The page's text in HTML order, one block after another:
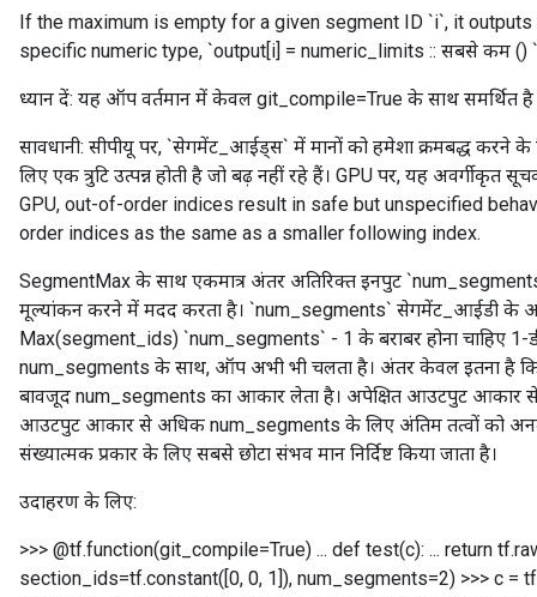
If the maximum is empty for a given segment ID `i`, it
specific numeric type, `output[i] = numeric_limits :: सबसे कम ()
ध्यान दें: यह ऑप वर्तमान में केवल git_compile=True के साथ समर्थित
सावधानी: सीपीयू पर, `सेगमेंट_आईड्स` में मानों को हमेशा क्रमबद्ध करने
लिए एक त्रुटि उत्पन्न होती है जो बढ़ नहीं रहे हैं। GPU पर, यह अवर्गीकृत
GPU, out-of-order indices result in safe but unspecified
order indices as the same as a smaller following index.
SegmentMax के साथ एकमात्र अंतर अतिरिक्त इनपुट
मूल्यांकन करने में मदद करता है। `num_segments` सेगमेंट_आईडी के
Max(segment_ids) `num_segments` - 1 के बराबर होना चाहिए
num_segments के साथ, ऑप अभी भी चलता है। अंतर केवल इतना
बावजूद num_segments का आकार लेता है। अपेक्षित आउटपुट आकार
आउटपुट आकार से अधिक num_segments के लिए अंतिम तत्वों को
संख्यात्मक प्रकार के लिए सबसे छोटा संभव मान निर्दिष्ट किया जाता है।
उदाहरण के लिए:
>>> @tf.function(git_compile=True) ... def test(c): ... return
section_ids=tf.constant([0, 0, 1]), num_segments=2) >>> c =